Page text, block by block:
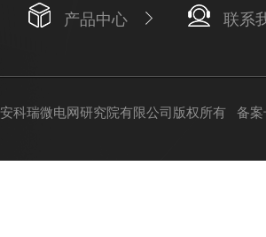
产品中心 联系
科瑞微电网研究院有限公司版权所有 备案